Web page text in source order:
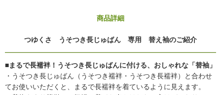
商品詳細
つゆくさ うそつき長じゅばん 専用 替え袖のご紹介
■まるで長襦袢！うそつき長じゅばんに付ける、おしゃれな「替袖」
・うそつき長じゅばん（うそつき襦袢・うそつき長襦袢）と合わせ
てお使いいただくと、まるで長襦袢を着ているように見えます。